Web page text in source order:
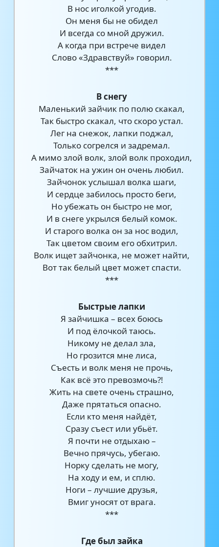
В нос иголкой угодив.
Он меня бы не обидел
И всегда со мной дружил.
А когда при встрече видел
Слово «Здравствуй» говорил.
***
В снегу
Маленький зайчик по полю скакал,
Так быстро скакал, что скоро устал.
Лег на снежок, лапки поджал,
Только согрелся и задремал.
А мимо злой волк, злой волк проходил,
Зайчаток на ужин он очень любил.
Зайчонок услышал волка шаги,
И сердце забилось просто беги,
Но убежать он быстро не мог,
И в снеге укрылся белый комок.
И старого волка он за нос водил,
Так цветом своим его обхитрил.
Волк ищет зайчонка, не может найти,
Вот так белый цвет может спасти.
***
Быстрые лапки
Я зайчишка – всех боюсь
И под ёлочкой таюсь.
Никому не делал зла,
Но грозится мне лиса,
Съесть и волк меня не прочь,
Как всё это превозмочь?!
Жить на свете очень страшно,
Даже прятаться опасно.
Если кто меня найдёт,
Сразу съест или убьёт.
Я почти не отдыхаю –
Вечно прячусь, убегаю.
Норку сделать не могу,
На ходу и ем, и сплю.
Ноги – лучшие друзья,
Вмиг уносят от врага.
***
Где был зайка